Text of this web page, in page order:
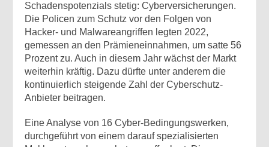
Schadenspotenzials stetig: Cyberversicherungen.
Die Policen zum Schutz vor den Folgen von
Hacker- und Malwareangriffen legten 2022,
gemessen an den Prämieneinnahmen, um satte 56
Prozent zu. Auch in diesem Jahr wächst der Markt
weiterhin kräftig. Dazu dürfte unter anderem die
kontinuierlich steigende Zahl der Cyberschutz-
Anbieter beitragen.
Eine Analyse von 16 Cyber-Bedingungswerken,
durchgeführt von einem darauf spezialisierten